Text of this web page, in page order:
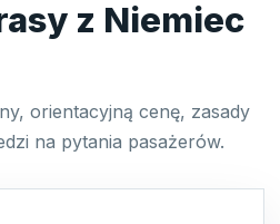
z Niemiec
orientacyjną cenę, zasady
na pytania pasażerów.